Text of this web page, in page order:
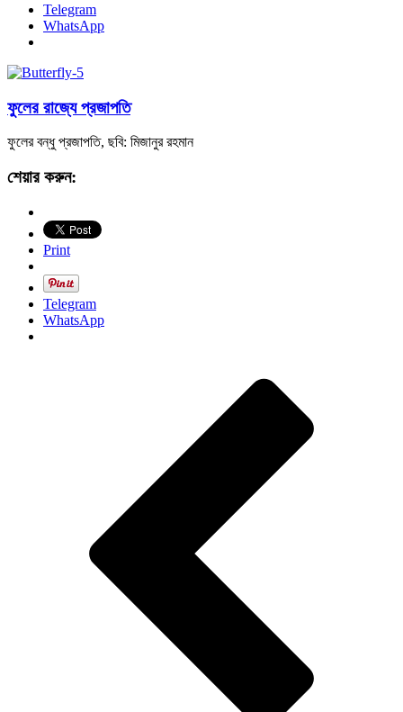
Telegram
WhatsApp
ফুলের রাজ্যে প্রজাপতি
ফুলের বন্ধু প্রজাপতি, ছবি: মিজানুর রহমান
শেয়ার করুন:
Print
Telegram
WhatsApp